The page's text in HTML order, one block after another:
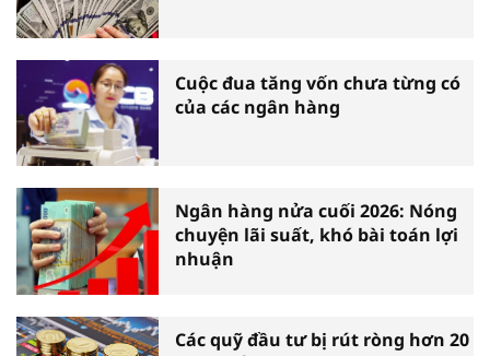
Cuộc đua tăng vốn chưa từng có
của các ngân hàng
Ngân hàng nửa cuối 2026: Nóng
chuyện lãi suất, khó bài toán lợi
nhuận
Các quỹ đầu tư bị rút ròng hơn 20